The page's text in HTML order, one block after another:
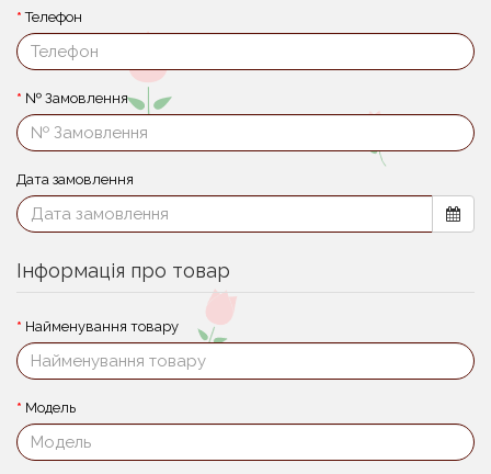
Телефон
№ Замовлення
Дата замовлення
Інформація про товар
Найменування товару
Модель